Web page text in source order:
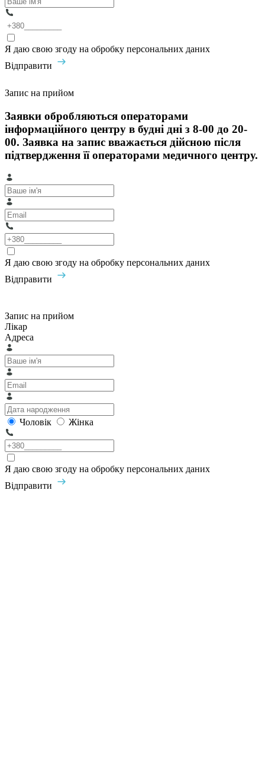
Я даю свою згоду на обробку персональних даних
Відправити
Запис на прийом
Заявки обробляються операторами
інформаційного центру в будні дні з 8-00 до 20-
00. Заявка на запис вважається дійсною після
підтвердження її операторами медичного центру.
Я даю свою згоду на обробку персональних даних
Відправити
Запис на прийом
Лікар
Адреса
Чоловік Жінка
Я даю свою згоду на обробку персональних даних
Відправити